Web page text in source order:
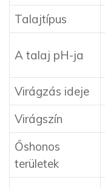
Talajtípus
A talaj pH-ja
Virágzás ideje
Virágszín
Őshonos
területek